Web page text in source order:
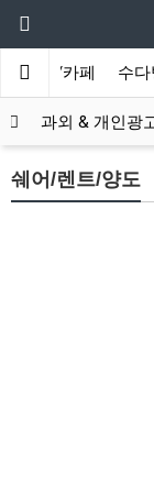
여행/카페 수
과외 & 개인광
쉐어/렌트/양도